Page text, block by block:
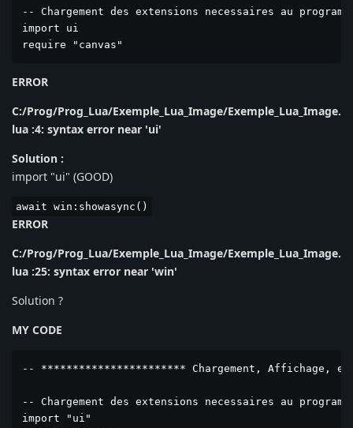
-- Chargement des extensions necessaires au
import ui
require "canvas"
ERROR
C:/Prog/Prog_Lua/Exemple_Lua_Image/Exemple_Lua_Image.
lua :4: syntax error near 'ui'
Solution :
import "ui" (GOOD)
await win:showasync()
ERROR
C:/Prog/Prog_Lua/Exemple_Lua_Image/Exemple_Lua_Image.
lua :25: syntax error near 'win'
Solution ?
MY CODE
-- *********************** Chargement, Affichage,
-- Chargement des extensions necessaires au
import "ui"